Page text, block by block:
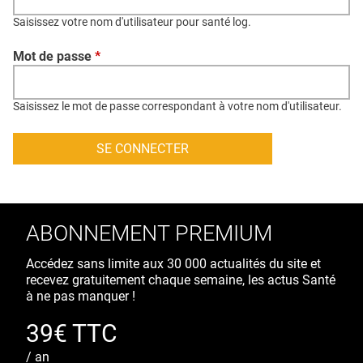
CONTACT
CRÉDITS
Saisissez votre nom d'utilisateur pour santé log.
Mot de passe *
Saisissez le mot de passe correspondant à votre nom d'utilisateur.
ABONNEMENT PREMIUM
Accédez sans limite aux 30 000 actualités du site et
recevez gratuitement chaque semaine, les actus Santé
à ne pas manquer !
39€ TTC
/ an